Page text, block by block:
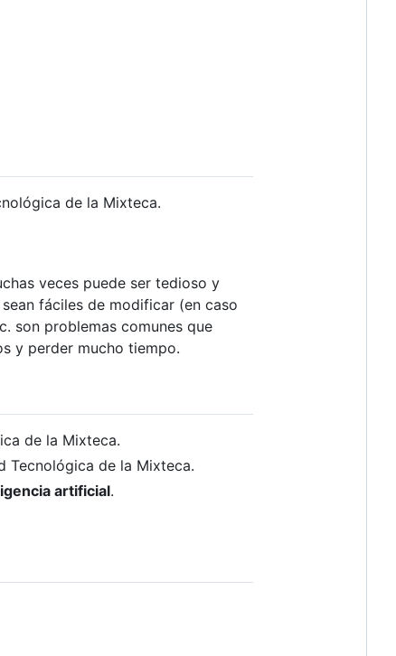
de la Mixteca.
veces puede ser tedioso y
fáciles de modificar (en caso
son problemas comunes que
y perder mucho tiempo.
de la Mixteca.
Tecnológica de la Mixteca.
artificial.